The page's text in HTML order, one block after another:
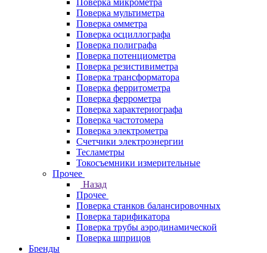
Поверка микрометра
Поверка мультиметра
Поверка омметра
Поверка осциллографа
Поверка полиграфа
Поверка потенциометра
Поверка резистивиметра
Поверка трансформатора
Поверка ферритометра
Поверка феррометра
Поверка характериографа
Поверка частотомера
Поверка электрометра
Счетчики электроэнергии
Тесламетры
Токосъемники измерительные
Прочее
Назад
Прочее
Поверка станков балансировочных
Поверка тарификатора
Поверка трубы аэродинамической
Поверка шприцов
Бренды